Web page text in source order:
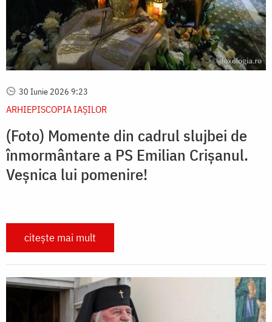
30 Iunie 2026 9:23
ARHIEPISCOPIA IAŞILOR
(Foto) Momente din cadrul slujbei de
înmormântare a PS Emilian Crișanul.
Veșnica lui pomenire!
citește mai mult